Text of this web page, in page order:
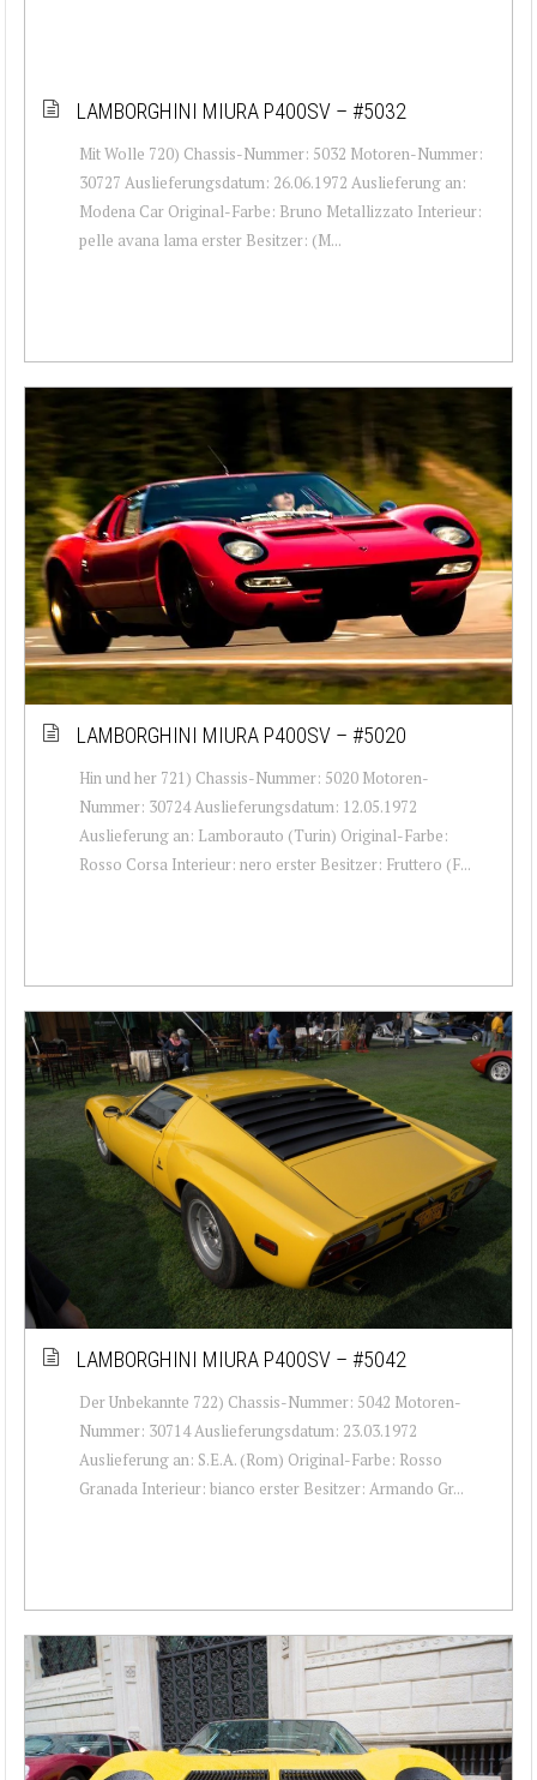
LAMBORGHINI MIURA P400SV – #5032
Mit Wolle 720) Chassis-Nummer: 5032 Motoren-Nummer:
30727 Auslieferungsdatum: 26.06.1972 Auslieferung an:
Modena Car Original-Farbe: Bruno Metallizzato Interieur:
pelle avana lama erster Besitzer: (M...
LAMBORGHINI MIURA P400SV – #5020
Hin und her 721) Chassis-Nummer: 5020 Motoren-
Nummer: 30724 Auslieferungsdatum: 12.05.1972
Auslieferung an: Lamborauto (Turin) Original-Farbe:
Rosso Corsa Interieur: nero erster Besitzer: Fruttero (F...
LAMBORGHINI MIURA P400SV – #5042
Der Unbekannte 722) Chassis-Nummer: 5042 Motoren-
Nummer: 30714 Auslieferungsdatum: 23.03.1972
Auslieferung an: S.E.A. (Rom) Original-Farbe: Rosso
Granada Interieur: bianco erster Besitzer: Armando Gr...